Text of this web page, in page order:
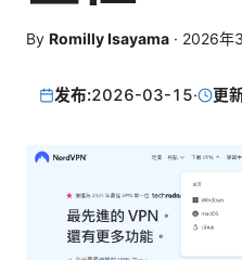
By Romilly Isayama · 2026年
发布:2026-03-15· 更